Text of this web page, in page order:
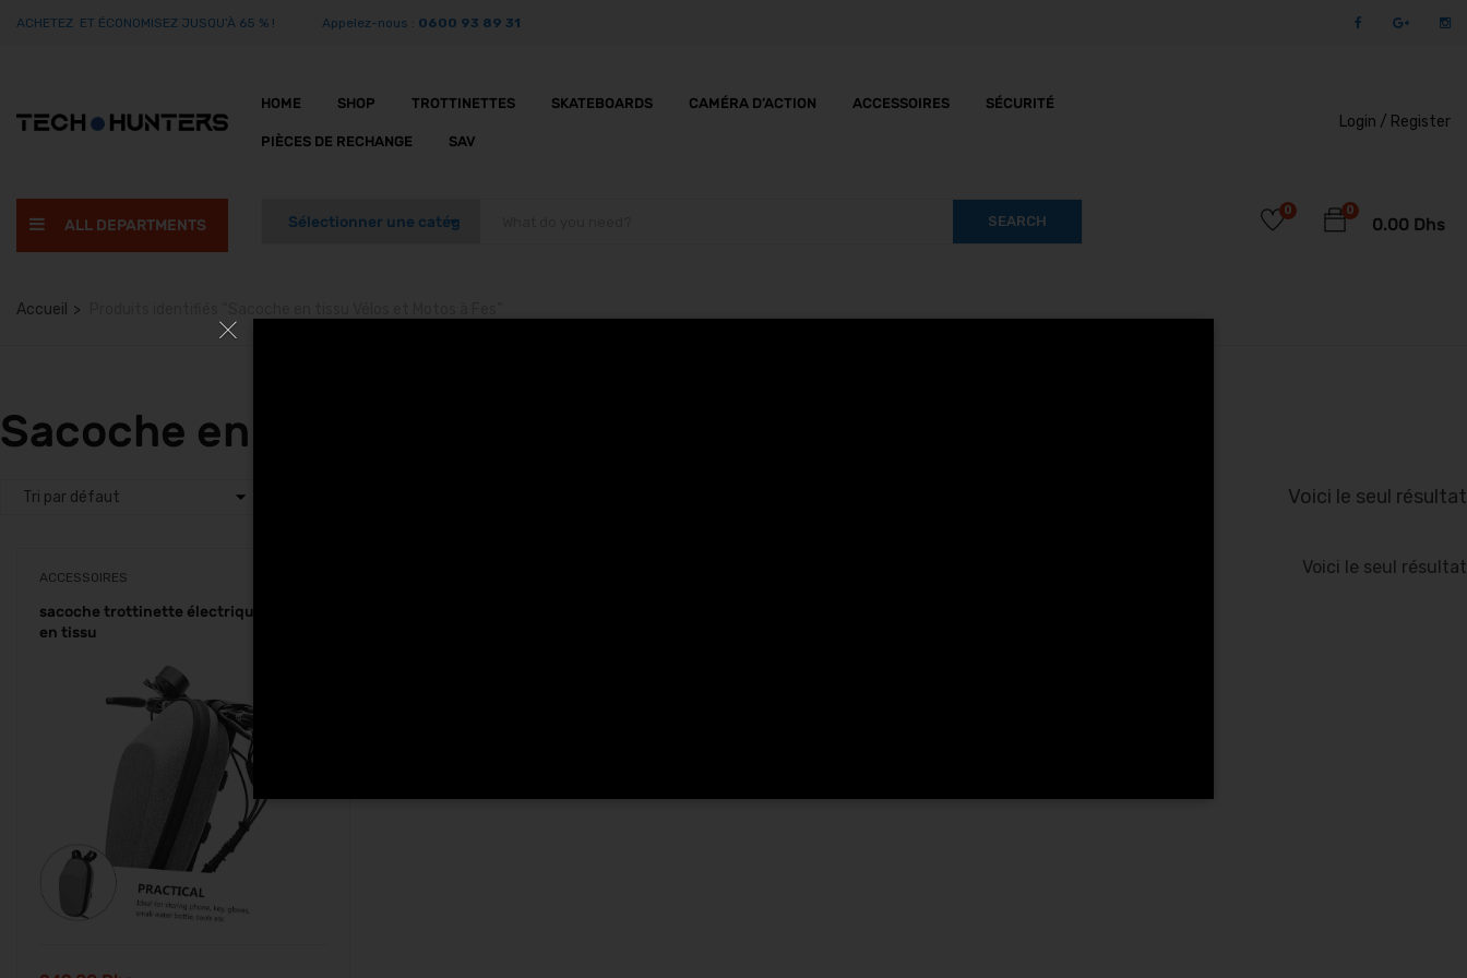
ACHETEZ ET ÉCONOMISEZ JUSQU’À 65 % ! Appelez-nous : 0600 93 89 31
HOME SHOP TROTTINETTES SKATEBOARDS CAMÉRA D’ACTION ACCESSOIRES SÉCURITÉ
PIÈCES DE RECHANGE SAV
Login / Register
ALL DEPARTMENTS SEARCH
0
0.00 Dhs
0
Accueil
Sacoche en tissu Vélos et Motos à Fes
Voici le seul résultat
ACCESSOIRES
sacoche trottinette électrique et vélo
en tissu
Voici le seul résultat